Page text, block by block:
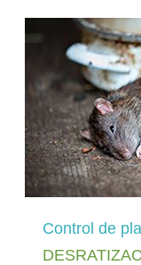
Control de